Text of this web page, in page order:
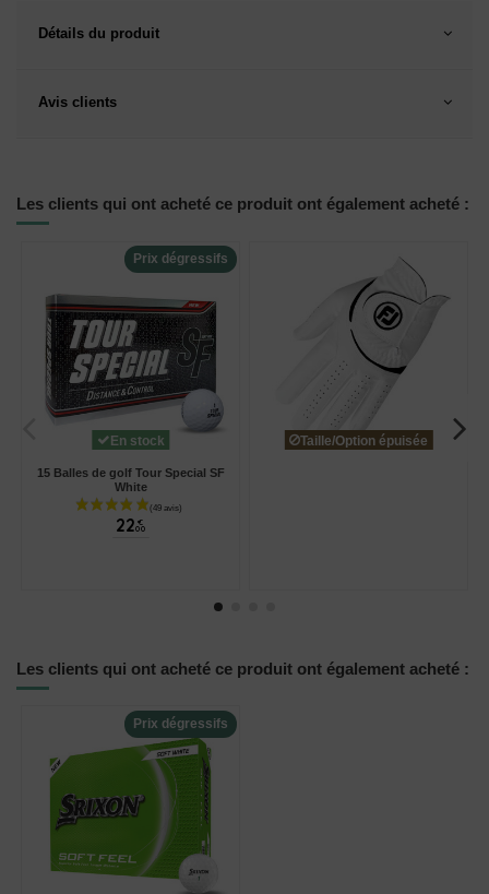
Détails du produit
Avis clients
Les clients qui ont acheté ce produit ont également acheté :
Prix dégressifs
En stock
15 Balles de golf Tour Special SF
White
22 €
00
Taille/Option épuisée
Les clients qui ont acheté ce produit ont également acheté :
Prix dégressifs